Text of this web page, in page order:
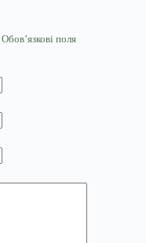
Обов’язкові поля